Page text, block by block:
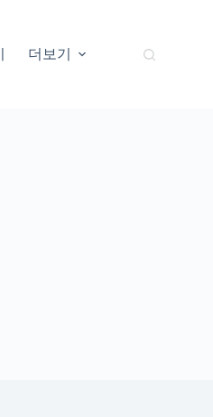
더보기